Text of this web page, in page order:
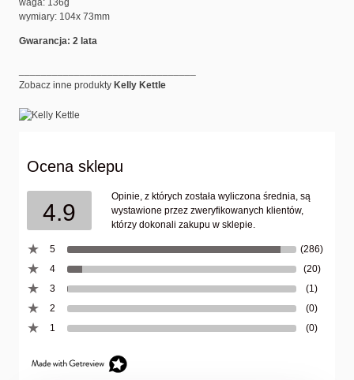
waga: 136g
wymiary: 104x 73mm
Gwarancja: 2 lata
Zobacz inne produkty Kelly Kettle
Ocena sklepu
4.9
Opinie, z których została wyliczona średnia, są
wystawione przez zweryfikowanych klientów,
którzy dokonali zakupu w sklepie.
5
(286)
4
(20)
3
(1)
2
(0)
1
(0)